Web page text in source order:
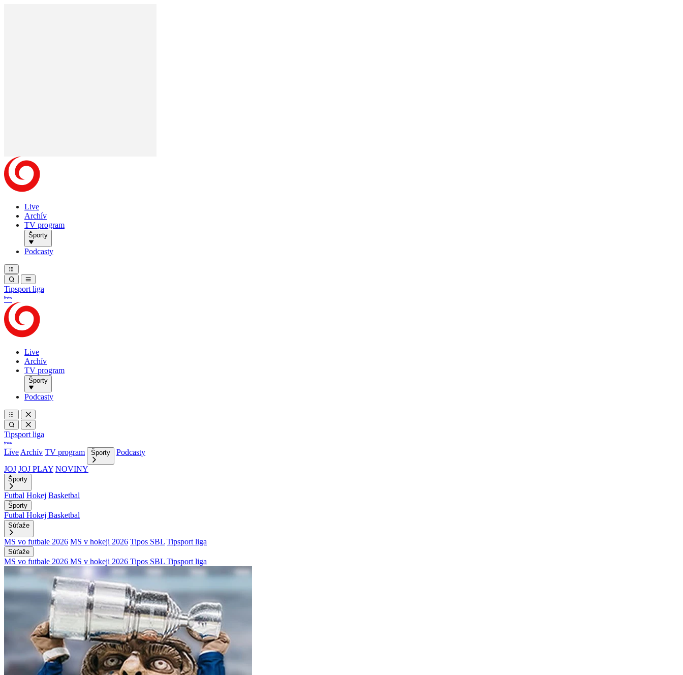
Live
Archív
TV program
Športy
Podcasty
Tipsport liga
Live
Archív
TV program
Športy
Podcasty
Tipsport liga
Live Archív TV program Športy
Podcasty
JOJ JOJ PLAY NOVINY
Športy
Futbal Hokej Basketbal
Športy
Futbal Hokej Basketbal
Súťaže
MS vo futbale 2026 MS v hokeji 2026 Tipos SBL Tipsport liga
Súťaže
MS vo futbale 2026 MS v hokeji 2026 Tipos SBL Tipsport liga